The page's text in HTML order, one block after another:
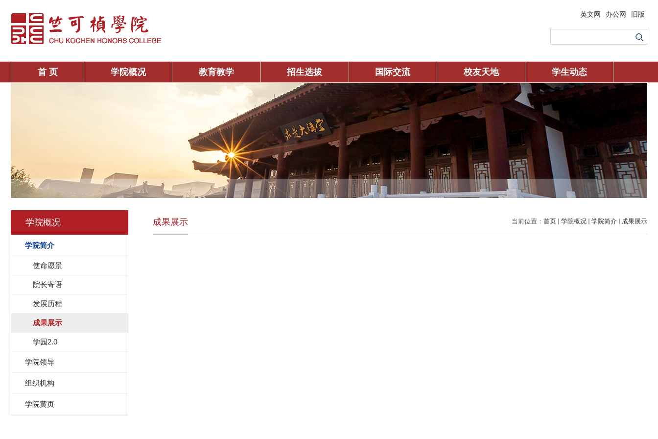
英文网 办公网 旧版
首 页 学院概况 教育教学 招生选拔 国际交流 校友天地 学生动态
学院概况
学院简介
使命愿景
院长寄语
发展历程
成果展示
学园2.0
学院领导
组织机构
学院黄页
当前位置： 首页 学院概况 学院简介 成果展示
成果展示